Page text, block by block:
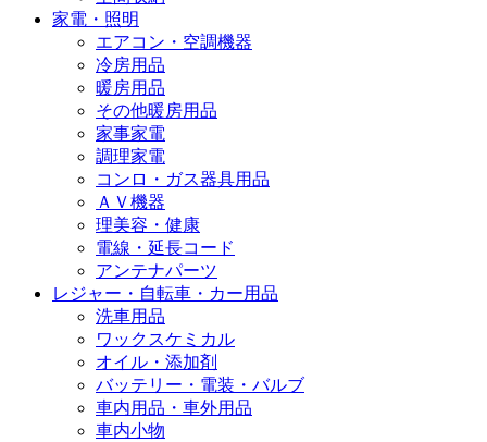
家電・照明
エアコン・空調機器
冷房用品
暖房用品
その他暖房用品
家事家電
調理家電
コンロ・ガス器具用品
ＡＶ機器
理美容・健康
電線・延長コード
アンテナパーツ
レジャー・自転車・カー用品
洗車用品
ワックスケミカル
オイル・添加剤
バッテリー・電装・バルブ
車内用品・車外用品
車内小物